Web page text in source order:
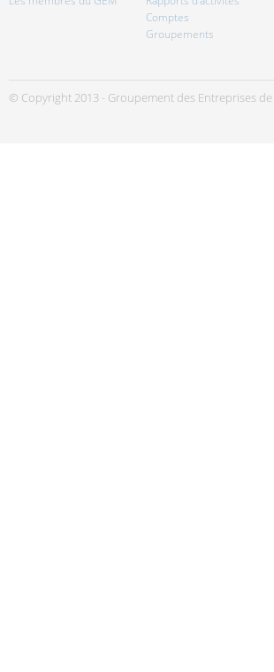
Comptes
Groupements
© Copyright 2013 - Groupement des Entreprises